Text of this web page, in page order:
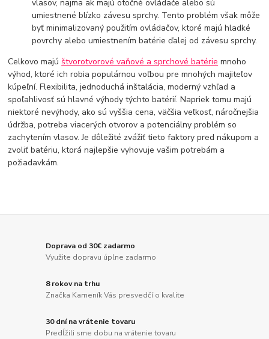
vlasov, najmä ak majú otočné ovládače alebo sú
umiestnené blízko závesu sprchy. Tento problém však môže
byť minimalizovaný použitím ovládačov, ktoré majú hladké
povrchy alebo umiestnením batérie ďalej od závesu sprchy.
Celkovo majúštvorotvorové vaňové a sprchové batérie mnoho
výhod, ktoré ich robia populárnou voľbou pre mnohých majiteľov
kúpeľní. Flexibilita, jednoduchá inštalácia, moderný vzhľad a
spoľahlivosť sú hlavné výhody týchto batérií. Napriek tomu majú
niektoré nevýhody, ako sú vyššia cena, väčšia veľkosť, náročnejšia
údržba, potreba viacerých otvorov a potenciálny problém so
zachytením vlasov. Je dôležité zvážiť tieto faktory pred nákupom a
zvoliť batériu, ktorá najlepšie vyhovuje vašim potrebám a
požiadavkám.
Doprava od 30€ zadarmo
Využite dopravu úplne zadarmo
8 rokov na trhu
Značka Kameník Vás presvedčí o kvalite
30 dní na vrátenie tovaru
Predĺžili sme dobu na vrátenie tovaru